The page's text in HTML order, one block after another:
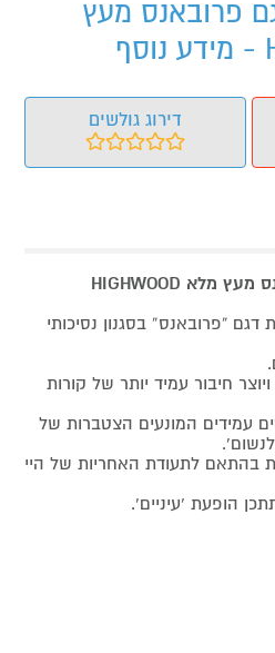
וחצי 120 דגם פרובאנס מעץ
דירוג גולשים
“פרובאנס” בסגנון נסיכותי
חיבור עמיד יותר של קורות
עמידים המונעים הצטברות של
אחריות בהתאם לתעודת האחריות של היי
הופעת ‘עיניים’.